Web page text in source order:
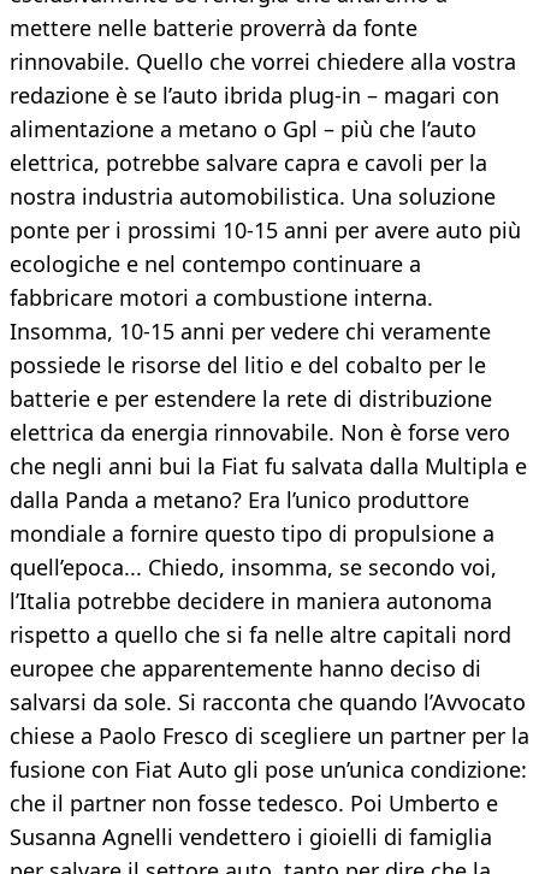
mettere nelle batterie proverrà da fonte
rinnovabile. Quello che vorrei chiedere alla vostra
redazione è se l’auto ibrida plug-in – magari con
alimentazione a metano o Gpl – più che l’auto
elettrica, potrebbe salvare capra e cavoli per la
nostra industria automobilistica. Una soluzione
ponte per i prossimi 10-15 anni per avere auto più
ecologiche e nel contempo continuare a
fabbricare motori a combustione interna.
Insomma, 10-15 anni per vedere chi veramente
possiede le risorse del litio e del cobalto per le
batterie e per estendere la rete di distribuzione
elettrica da energia rinnovabile. Non è forse vero
che negli anni bui la Fiat fu salvata dalla Multipla e
dalla Panda a metano? Era l’unico produttore
mondiale a fornire questo tipo di propulsione a
quell’epoca... Chiedo, insomma, se secondo voi,
l’Italia potrebbe decidere in maniera autonoma
rispetto a quello che si fa nelle altre capitali nord
europee che apparentemente hanno deciso di
salvarsi da sole. Si racconta che quando l’Avvocato
chiese a Paolo Fresco di scegliere un partner per la
fusione con Fiat Auto gli pose un’unica condizione:
che il partner non fosse tedesco. Poi Umberto e
Susanna Agnelli vendettero i gioielli di famiglia